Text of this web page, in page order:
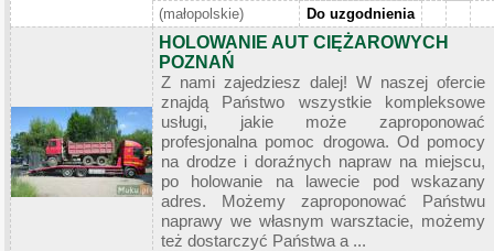
(małopolskie) Do uzgodnienia
HOLOWANIE AUT CIĘŻAROWYCH
POZNAŃ
Z nami zajedziesz dalej! W naszej ofercie
znajdą Państwo wszystkie kompleksowe
usługi, jakie może zaproponować
profesjonalna pomoc drogowa. Od pomocy
na drodze i doraźnych napraw na miejscu,
po holowanie na lawecie pod wskazany
adres. Możemy zaproponować Państwu
naprawy we własnym warsztacie, możemy
też dostarczyć Państwa a ...